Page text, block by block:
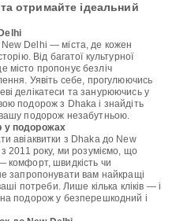
отримайте ідеальний
Delhi — міста, де кожен
Від багатої культурної
місто пропонує безліч
Уявіть себе, прогулюючись
делікатеси та занурюючись у
подорож з Dhaka і знайдіть
подорож незабутньою.
у подорожах
авіаквитки з Dhaka до New
2011 року, ми розуміємо, що
комфорт, швидкість чи
запропонувати вам найкращі
потреби. Лише кілька кліків — і
подорож у безперешкодний і